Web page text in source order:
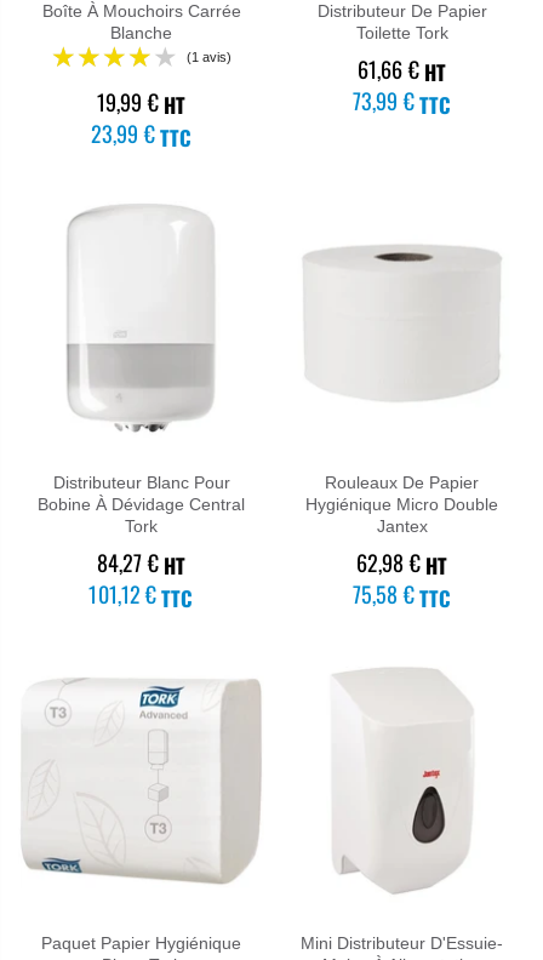
Boîte À Mouchoirs Carrée
Blanche
19,99 € HT
23,99 €TTC
Distributeur De Papier
Toilette Tork
61,66 € HT
73,99 €TTC
Distributeur Blanc Pour
Bobine À Dévidage Central
Tork
84,27 € HT
101,12 €TTC
Rouleaux De Papier
Hygiénique Micro Double
Jantex
62,98 € HT
75,58 €TTC
Paquet Papier Hygiénique
Mini Distributeur D'Essuie-